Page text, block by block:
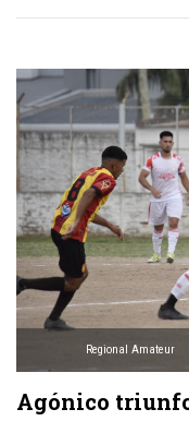
Regional Amateur
Agónico